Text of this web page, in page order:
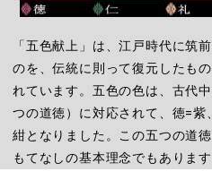
「五色献上」は、江戸時代に筑
のを、伝統に則って復元したも
れています。五色の色は、古代
つの道徳）に対応されて、徳=
紺となりました。この五つの道
もてなしの基本理念でもあります